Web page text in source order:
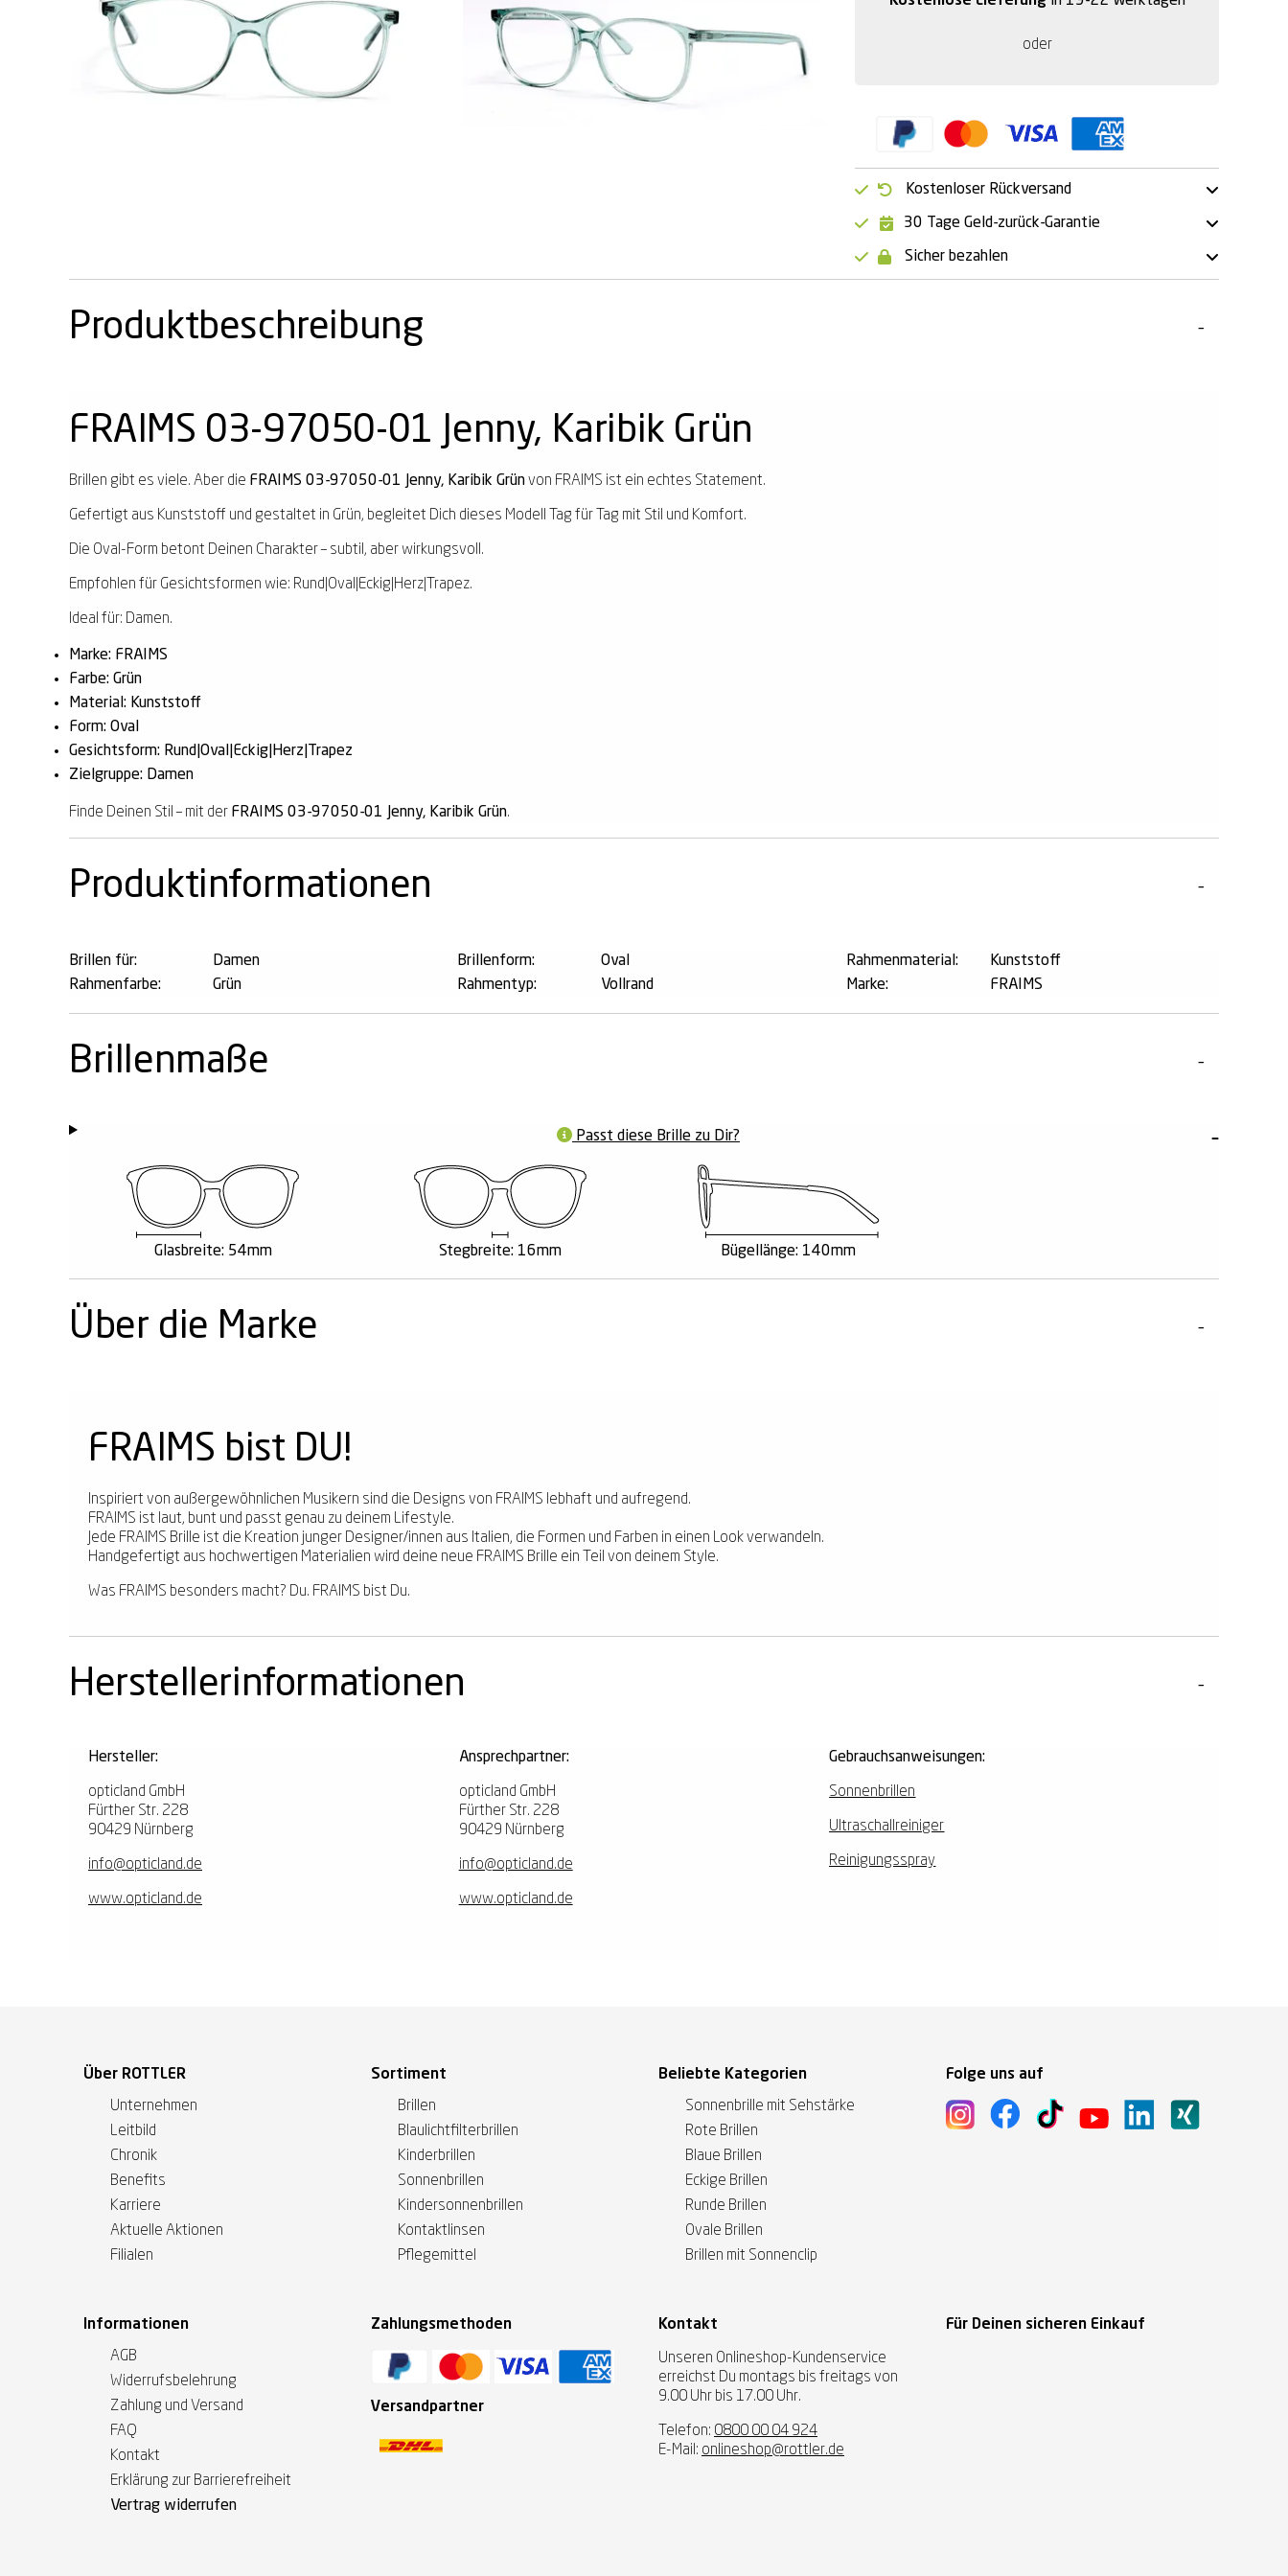
oder
Kostenloser Rückversand
30 Tage Geld-zurück-Garantie
Sicher bezahlen
Produktbeschreibung
FRAIMS 03-97050-01 Jenny, Karibik Grün
Brillen gibt es viele. Aber die FRAIMS 03-97050-01 Jenny, Karibik Grünvon FRAIMS ist ein echtes Statement.
Gefertigt aus Kunststoff und gestaltet in Grün, begleitet Dich dieses Modell Tag für Tag mit Stil und Komfort.
Die Oval-Form betont Deinen Charakter – subtil, aber wirkungsvoll.
Empfohlen für Gesichtsformen wie: Rund|Oval|Eckig|Herz|Trapez.
Ideal für: Damen.
Marke: FRAIMS
Farbe: Grün
Material: Kunststoff
Form: Oval
Gesichtsform: Rund|Oval|Eckig|Herz|Trapez
Zielgruppe: Damen
Finde Deinen Stil – mit der FRAIMS 03-97050-01 Jenny, Karibik Grün.
Produktinformationen
Brillen für:
Damen
Rahmenfarbe:
Grün
Brillenform:
Oval
Rahmentyp:
Vollrand
Rahmenmaterial:
Kunststoff
Marke:
FRAIMS
Brillenmaße
Passt diese Brille zu Dir?
Glasbreite: 54mm Stegbreite: 16mm Bügellänge: 140mm
Über die Marke
FRAIMS bist DU!
Inspiriert von außergewöhnlichen Musikern sind die Designs von FRAIMS lebhaft und aufregend.
FRAIMS ist laut, bunt und passt genau zu deinem Lifestyle.
Jede FRAIMS Brille ist die Kreation junger Designer/innen aus Italien, die Formen und Farben in einen Look verwandeln.
Handgefertigt aus hochwertigen Materialien wird deine neue FRAIMS Brille ein Teil von deinem Style.
Was FRAIMS besonders macht? Du. FRAIMS bist Du.
Herstellerinformationen
Hersteller:
opticland GmbH
Fürther Str. 228
90429 Nürnberg
info@opticland.de
www.opticland.de
Ansprechpartner:
opticland GmbH
Fürther Str. 228
90429 Nürnberg
info@opticland.de
www.opticland.de
Gebrauchsanweisungen:
Sonnenbrillen
Ultraschallreiniger
Reinigungsspray
Über ROTTLER
Unternehmen
Leitbild
Chronik
Benefits
Karriere
Aktuelle Aktionen
Filialen
Sortiment
Brillen
Blaulichtfilterbrillen
Kinderbrillen
Sonnenbrillen
Kindersonnenbrillen
Kontaktlinsen
Pflegemittel
Beliebte Kategorien
Sonnenbrille mit Sehstärke
Rote Brillen
Blaue Brillen
Eckige Brillen
Runde Brillen
Ovale Brillen
Brillen mit Sonnenclip
Folge uns auf
Informationen
AGB
Widerrufsbelehrung
Zahlung und Versand
FAQ
Kontakt
Erklärung zur Barrierefreiheit
Vertrag widerrufen
Zahlungsmethoden
Versandpartner
Kontakt
Unseren Onlineshop-Kundenservice
erreichst Du montags bis freitags von
9.00 Uhr bis 17.00 Uhr.
Telefon: 0800 00 04 924
E-Mail: onlineshop@rottler.de
Für Deinen sicheren Einkauf